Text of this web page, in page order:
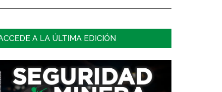
A LA ÚLTIMA EDICIÓN